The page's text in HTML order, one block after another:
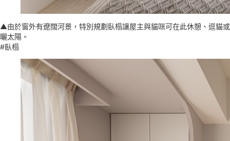
▲由於窗外有遼闊河景，特別規劃臥榻讓屋主與貓咪可在此休憩、逗貓或
曬太陽。
#臥榻